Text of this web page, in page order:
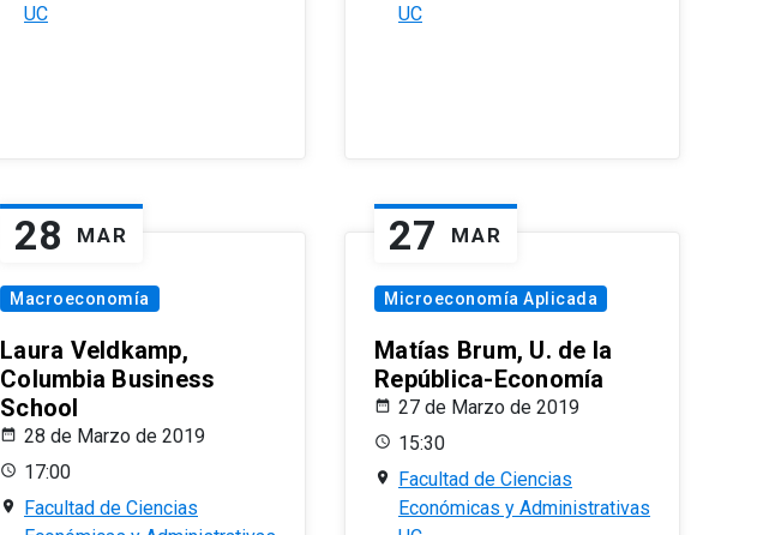
UC
UC
28 MAR
Macroeconomía
Laura Veldkamp,
Columbia Business
School
28 de Marzo de 2019
17:00
Facultad de Ciencias
27 MAR
Microeconomía Aplicada
Matías Brum, U. de la
República-Economía
27 de Marzo de 2019
15:30
Facultad de Ciencias
Económicas y Administrativas